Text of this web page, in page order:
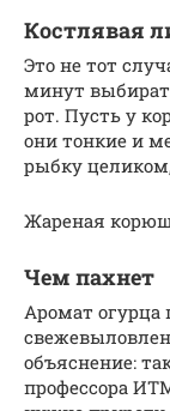
Костлявая
Это не тот
минут
рот. Пусть у
они тонкие и
рыбку
Жареная
Чем пахнет
Аромат огурца
объяснение:
профессора